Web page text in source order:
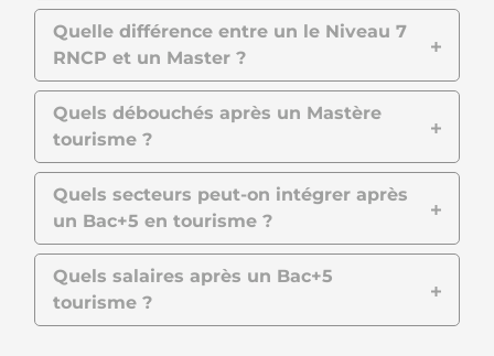
Quelle différence entre un le Niveau 7
RNCP et un Master ?
Quels débouchés après un Mastère
tourisme ?
Quels secteurs peut-on intégrer après
un Bac+5 en tourisme ?
Quels salaires après un Bac+5
tourisme ?